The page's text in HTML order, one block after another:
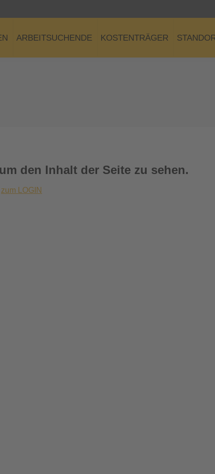
ARBEITSUCHENDE KOSTENTRÄGER
den Inhalt der Seite zu sehen.
zum LOGIN